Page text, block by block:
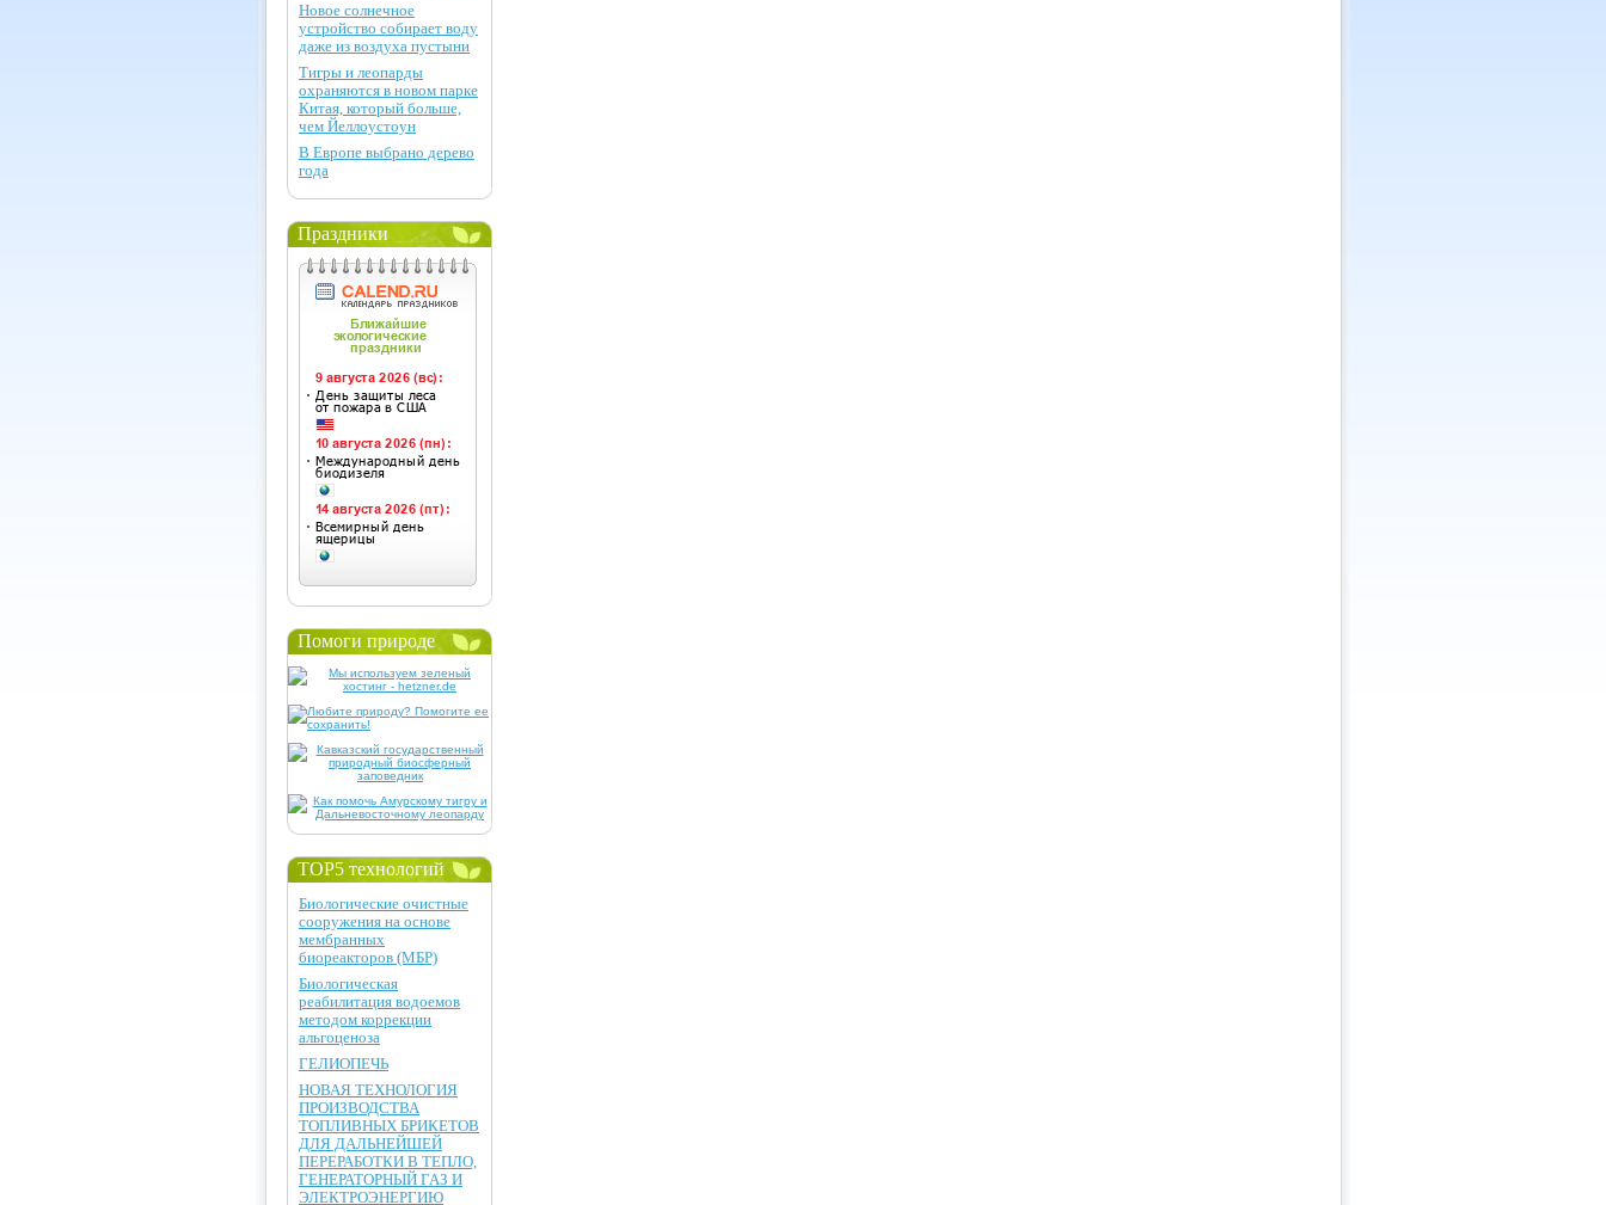
Новое солнечное
устройство собирает воду
даже из воздуха пустыни
Тигры и леопарды
охраняются в новом парке
Китая, который больше,
чем Йеллоустоун
В Европе выбрано дерево
года
Праздники
Помоги природе
TOP5 технологий
Биологические очистные
сооружения на основе
мембранных
биореакторов (МБР)
Биологическая
реабилитация водоемов
методом коррекции
альгоценоза
ГЕЛИОПЕЧЬ
НОВАЯ ТЕХНОЛОГИЯ
ПРОИЗВОДСТВА
ТОПЛИВНЫХ БРИКЕТОВ
ДЛЯ ДАЛЬНЕЙШЕЙ
ПЕРЕРАБОТКИ В ТЕПЛО,
ГЕНЕРАТОРНЫЙ ГАЗ И
ЭЛЕКТРОЭНЕРГИЮ